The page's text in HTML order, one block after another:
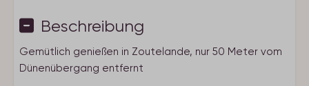
Beschreibung
Gemütlich genießen in Zoutelande, nur 50 Meter vom
Dünenübergang entfernt